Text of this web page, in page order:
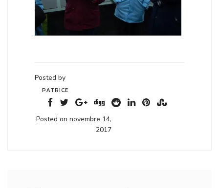
Posted by
PATRICE
Posted on novembre 14,
2017